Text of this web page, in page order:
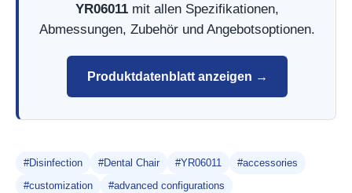
YR06011 mit allen Spezifikationen,
Abmessungen, Zubehör und Angebotsoptionen.
Produktdatenblatt anzeigen →
#Disinfection #Dental Chair #YR06011
#accessories
#customization
#advanced configurations